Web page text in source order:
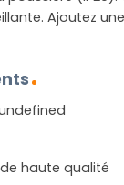
Ajoutez
haute qualité